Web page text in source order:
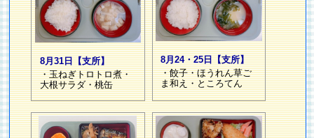
8月31日【支所】
・玉ねぎトロトロ煮・
大根サラダ・桃缶
8月24・25日【支所】
・餃子・ほうれん草ご
ま和え・ところてん